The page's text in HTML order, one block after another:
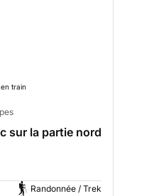
train
sur la partie nord
Randonnée / Trek